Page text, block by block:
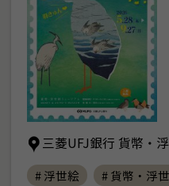
三菱UFJ銀行 貨幣・
# 浮世絵
# 貨幣・浮